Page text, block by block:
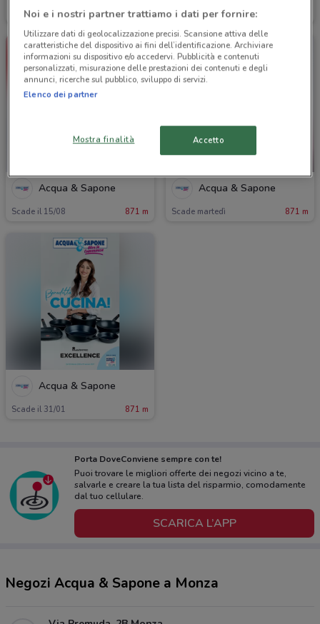
Scade il 15/08 871 m Scade il 02/09
Acqua & Sapone
Scade il 15/08 871 m
Acqua & Sapone
Scade martedì 871 m
Acqua & Sapone
Scade il 31/01 871 m
Porta DoveConviene sempre con te!
Puoi trovare le migliori offerte dei negozi vicino a te,
salvarle e creare la tua lista del risparmio, comodamente
dal tuo cellulare.
SCARICA L’APP
Negozi Acqua & Sapone a Monza
Noi e i nostri partner trattiamo i dati per fornire:
Utilizzare dati di geolocalizzazione precisi. Scansione attiva delle
caratteristiche del dispositivo ai fini dell’identificazione. Archiviare
informazioni su dispositivo e/o accedervi. Pubblicità e contenuti
personalizzati, misurazione delle prestazioni dei contenuti e degli
annunci, ricerche sul pubblico, sviluppo di servizi.
Elenco dei partner
Mostra finalità Accetto